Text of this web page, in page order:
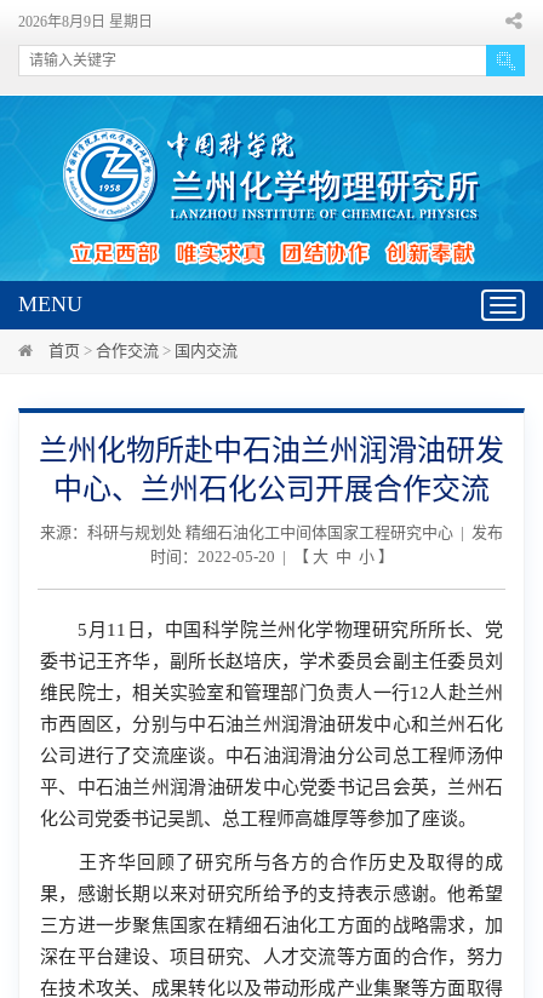
2026年8月9日 星期日
MENU
首页 > 合作交流 > 国内交流
兰州化物所赴中石油兰州润滑油研发
中心、兰州石化公司开展合作交流
来源：科研与规划处 精细石油化工中间体国家工程研究中心 | 发布
时间：2022-05-20 | 【 大 中 小】
5 月 11 日，中国科学院兰州化学物理研究所所长、党
委书记王齐华，副所长赵培庆，学术委员会副主任委员刘
维民院士，相关实验室和管理部门负责人一行12人赴兰州
市西固区，分别与中石油兰州润滑油研发中心和兰州石化
公司进行了交流座谈。中石油润滑油分公司总工程师汤仲
平、中石油兰州润滑油研发中心党委书记吕会英，兰州石
化公司党委书记吴凯、总工程师高雄厚等参加了座谈。
王齐华回顾了研究所与各方的合作历史及取得的成
果，感谢长期以来对研究所给予的支持表示感谢。他希望
三方进一步聚焦国家在精细石油化工方面的战略需求，加
深在平台建设、项目研究、人才交流等方面的合作，努力
在技术攻关、成果转化以及带动形成产业集聚等方面取得